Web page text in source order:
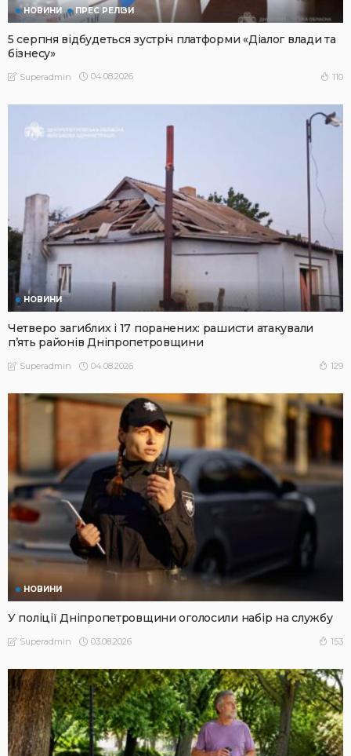
НОВИНИ ПРЕС РЕЛІЗИ
5 серпня відбудеться зустріч платформи «Діалог влади та
бізнесу»
Superadmin 04.08.2026 110
НОВИНИ
Четверо загиблих і 17 поранених: рашисти атакували
п’ять районів Дніпропетровщини
Superadmin 04.08.2026 129
НОВИНИ
У поліції Дніпропетровщини оголосили набір на службу
Superadmin 03.08.2026 153